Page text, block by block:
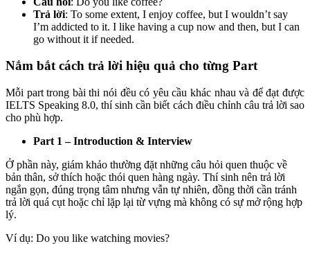
Trả lời: To some extent, I enjoy coffee, but I wouldn’t say
I’m addicted to it. I like having a cup now and then, but I can
go without it if needed.
Nắm bắt cách trả lời hiệu quả cho từng Part
Mỗi part trong bài thi nói đều có yêu cầu khác nhau và để đạt được
IELTS Speaking 8.0, thí sinh cần biết cách điều chỉnh câu trả lời sao
cho phù hợp.
Part 1 – Introduction & Interview
Ở phần này, giám khảo thường đặt những câu hỏi quen thuộc về
bản thân, sở thích hoặc thói quen hàng ngày. Thí sinh nên trả lời
ngắn gọn, đúng trọng tâm nhưng vẫn tự nhiên, đồng thời cần tránh
trả lời quá cụt hoặc chỉ lặp lại từ vựng mà không có sự mở rộng hợp
lý.
Ví dụ: Do you like watching movies?